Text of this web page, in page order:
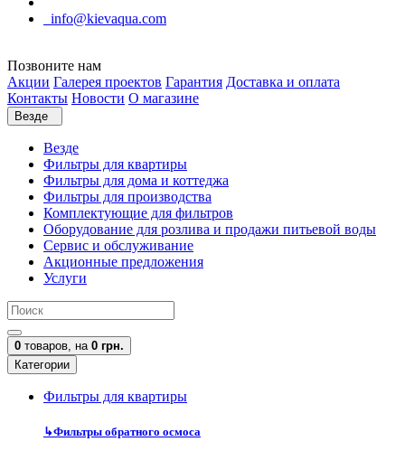
info@kievaqua.com
Позвоните нам
Акции Галерея проектов Гарантия Доставка и оплата
Контакты Новости О магазине
Везде
Везде
Фильтры для квартиры
Фильтры для дома и коттеджа
Фильтры для производства
Комплектующие для фильтров
Оборудование для розлива и продажи питьевой воды
Сервис и обслуживание
Акционные предложения
Услуги
0 товаров, на 0 грн.
Категории
Фильтры для квартиры
↳Фильтры обратного осмоса